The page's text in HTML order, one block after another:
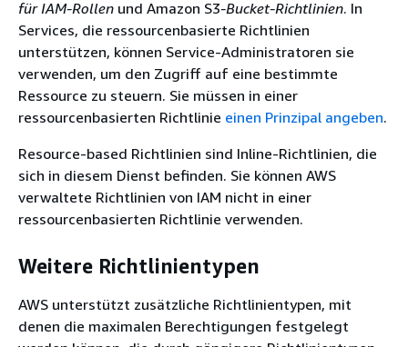
für IAM-Rollen und Amazon S3-Bucket-Richtlinien. In
Services, die ressourcenbasierte Richtlinien
unterstützen, können Service-Administratoren sie
verwenden, um den Zugriff auf eine bestimmte
Ressource zu steuern. Sie müssen in einer
ressourcenbasierten Richtlinie einen Prinzipal angeben.
Resource-based Richtlinien sind Inline-Richtlinien, die
sich in diesem Dienst befinden. Sie können AWS
verwaltete Richtlinien von IAM nicht in einer
ressourcenbasierten Richtlinie verwenden.
Weitere Richtlinientypen
AWS unterstützt zusätzliche Richtlinientypen, mit
denen die maximalen Berechtigungen festgelegt